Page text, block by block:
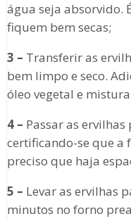
água seja absorvido.
fiquem bem secas;
3 – Transferir as
bem limpo e seco.
óleo vegetal e
4 – Passar as
certificando-se que a
preciso que haja
5 – Levar as ervilhas
minutos no forno